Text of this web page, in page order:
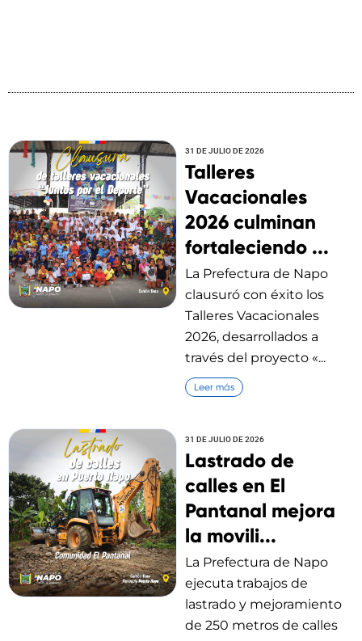
31 DE JULIO DE 2026
Talleres
Vacacionales
2026 culminan
fortaleciendo ...
La Prefectura de Napo
clausuró con éxito los
Talleres Vacacionales
2026, desarrollados a
través del proyecto «...
Leer más
31 DE JULIO DE 2026
Lastrado de
calles en El
Pantanal mejora
la movili...
La Prefectura de Napo
ejecuta trabajos de
lastrado y mejoramiento
de 250 metros de calles